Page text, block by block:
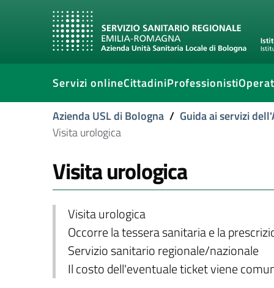
Servizi onlineCittadiniProfessionisti
Azienda USL di Bologna / Guida ai servizi
Visita urologica
Visita urologica
Visita urologica
Occorre la tessera sanitaria e la
Servizio sanitario regionale/nazionale
Il costo dell'eventuale ticket viene